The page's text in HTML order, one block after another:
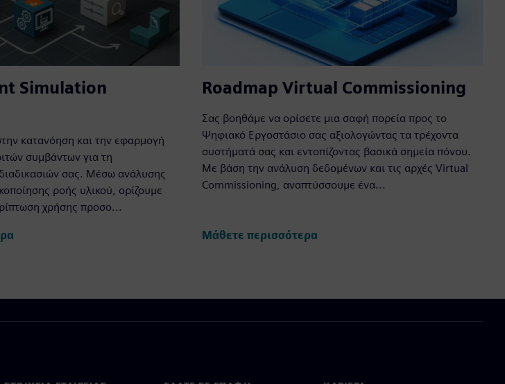
Simulation
κατανόηση και την εφαρμογή
συμβάντων για τη
σας. Μέσω ανάλυσης
ροής υλικού, ορίζουμε
χρήσης προσο...
Roadmap Virtual Commissioning
Σας βοηθάμε να ορίσετε μια σαφή πορεία προς το
Ψηφιακό Εργοστάσιο σας αξιολογώντας τα τρέχοντα
συστήματά σας και εντοπίζοντας βασικά σημεία πόνου.
Με βάση την ανάλυση δεδομένων και τις αρχές Virtual
Commissioning, αναπτύσσουμε ένα...
Μάθετε περισσότερα